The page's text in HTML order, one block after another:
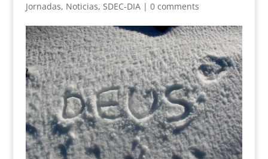
Jornadas, Noticias, SDEC-DIA| 0 comments